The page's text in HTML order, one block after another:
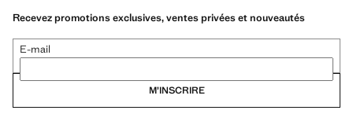
Recevez promotions exclusives, ventes privées et nouveautés
E-mail
M’INSCRIRE